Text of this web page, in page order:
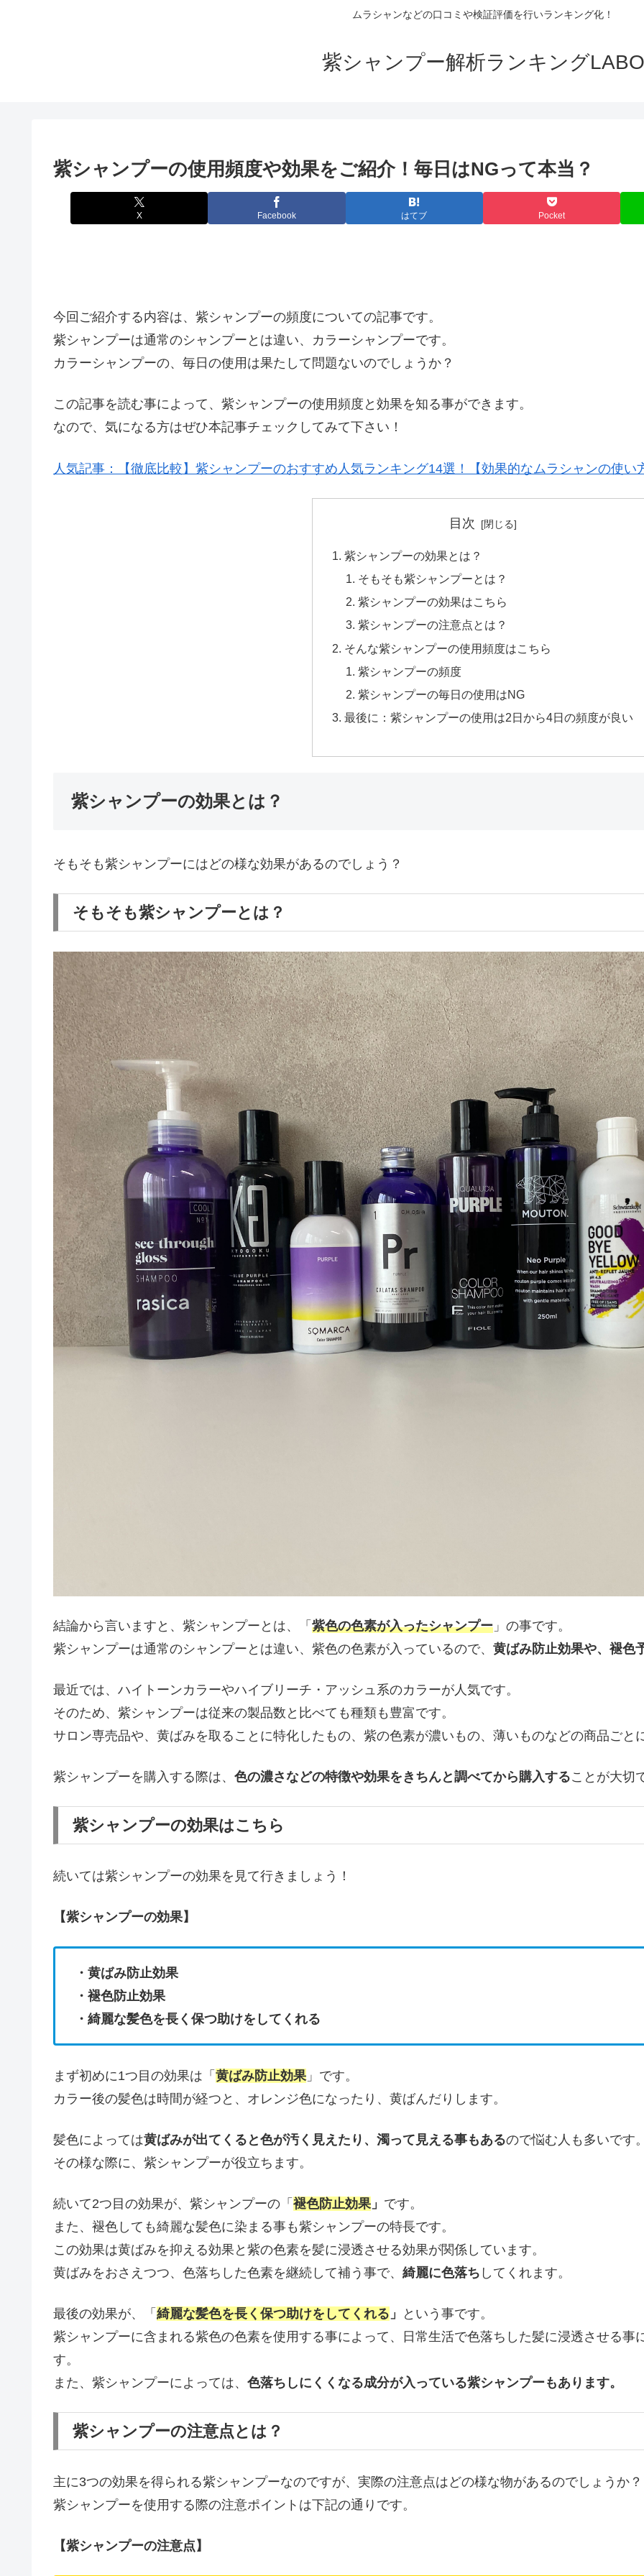
ムラシャンなどの口コミや検証評価を行いランキング化！
紫シャンプー解析ランキングLABO
紫シャンプーの使用頻度や効果をご紹介！毎日はNGって本当？
X Facebook はてブ Pocket
今回ご紹介する内容は、紫シャンプーの頻度についての記事です。
紫シャンプーは通常のシャンプーとは違い、カラーシャンプーです。
カラーシャンプーの、毎日の使用は果たして問題ないのでしょうか？
この記事を読む事によって、紫シャンプーの使用頻度と効果を知る事ができます。
なので、気になる方はぜひ本記事チェックしてみて下さい！
人気記事：【徹底比較】紫シャンプーのおすすめ人気ランキング14選！【効果的なムラシャンの使い
目次
紫シャンプーの効果とは？
そもそも紫シャンプーとは？
紫シャンプーの効果はこちら
紫シャンプーの注意点とは？
そんな紫シャンプーの使用頻度はこちら
紫シャンプーの頻度
紫シャンプーの毎日の使用はNG
最後に：紫シャンプーの使用は2日から4日の頻度が良い
紫シャンプーの効果とは？
そもそも紫シャンプーにはどの様な効果があるのでしょう？
そもそも紫シャンプーとは？
結論から言いますと、紫シャンプーとは、「 紫色の色素が入ったシャンプー 」の事です。
紫シャンプーは通常のシャンプーとは違い、紫色の色素が入っているので、 黄ばみ防止効果や、褪色
最近では、ハイトーンカラーやハイブリーチ・アッシュ系のカラーが人気です。
そのため、紫シャンプーは従来の製品数と比べても種類も豊富です。
サロン専売品や、黄ばみを取ることに特化したもの、紫の色素が濃いもの、薄いものなどの商品ごと
紫シャンプーを購入する際は、 色の濃さなどの特徴や効果をきちんと調べてから購入することが大切
紫シャンプーの効果はこちら
続いては紫シャンプーの効果を見て行きましょう！
【紫シャンプーの効果】
・黄ばみ防止効果
・褪色防止効果
・綺麗な髪色を長く保つ助けをしてくれる
まず初めに1つ目の効果は「 黄ばみ防止効果 」です。
カラー後の髪色は時間が経つと、オレンジ色になったり、黄ばんだりします。
髪色によっては黄ばみが出てくると色が汚く見えたり、濁って見える事もあるので悩む人も多いです
その様な際に、紫シャンプーが役立ちます。
続いて2つ目の効果が、紫シャンプーの「 褪色防止効果 」 です。
また、褪色しても綺麗な髪色に染まる事も紫シャンプーの特長です。
この効果は黄ばみを抑える効果と紫の色素を髪に浸透させる効果が関係しています。
黄ばみをおさえつつ、色落ちした色素を継続して補う事で、 綺麗に色落ち してくれます。
最後の効果が、「 綺麗な髪色を長く保つ助けをしてくれる 」
という事です。
紫シャンプーに含まれる紫色の色素を使用する事によって、日常生活で色落ちした髪に浸透させる事
す。
また、紫シャンプーによっては、 色落ちしにくくなる成分が入っている紫シャンプーもあります。
紫シャンプーの注意点とは？
主に3つの効果を得られる紫シャンプーなのですが、実際の注意点はどの様な物があるのでしょうか？
紫シャンプーを使用する際の注意ポイントは下記の通りです。
【紫シャンプーの注意点】